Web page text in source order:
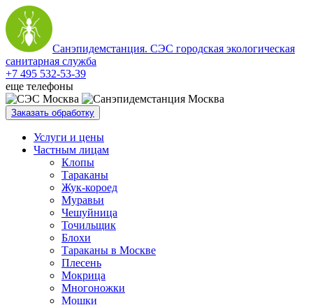
Санэпидемстанция. СЭС городская экологическая
санитарная служба
+7 495 532-53-39
еще телефоны
Заказать обработку
Услуги и цены
Частным лицам
Клопы
Тараканы
Жук-короед
Муравьи
Чешуйница
Точильщик
Блохи
Тараканы в Москве
Плесень
Мокрица
Многоножки
Мошки